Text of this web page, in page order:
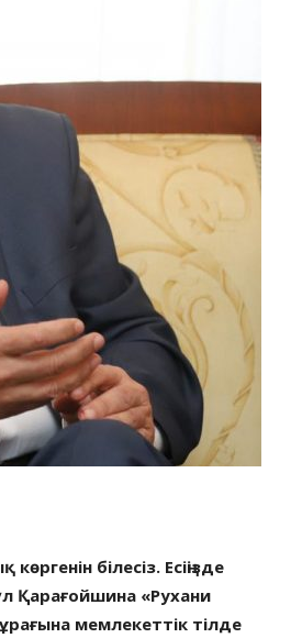
білесіз. Есіңізде
Қарағойшина «Рухани
мемлекеттік тілде